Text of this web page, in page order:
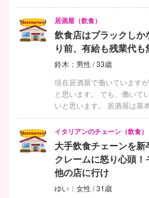
居酒屋（飲食）
飲食店はブラックし
り前、有給も残業代も
鈴木：男性 / 33歳
現在居酒屋で働いています
と思います。 でも、働いて
いと思います。 居酒屋は基
イタリアンのチェーン（飲食）
大手飲食チェーンを
クレームに怒り心頭
他の店に行け
ゆい：女性 / 31歳